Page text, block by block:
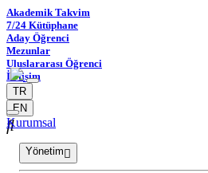
Akademik Takvim
7/24 Kütüphane
Aday Öğrenci
Mezunlar
Uluslararası Öğrenci
İletişim
TR
EN
Kurumsal
Yönetim